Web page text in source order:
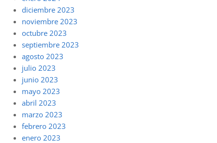
diciembre 2023
noviembre 2023
octubre 2023
septiembre 2023
agosto 2023
julio 2023
junio 2023
mayo 2023
abril 2023
marzo 2023
febrero 2023
enero 2023